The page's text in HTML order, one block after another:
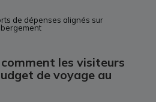
de dépenses alignés sur
les visiteurs
de voyage au